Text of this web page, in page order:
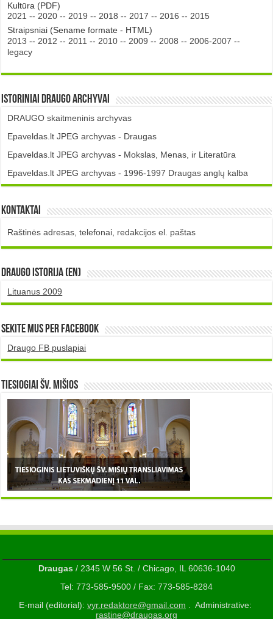
Kultūra (PDF)
2021 --2020 --2019 --2018 --2017 --2016 --2015
Straipsniai (Sename formate - HTML)
2013 --2012 --2011 --2010 --2009 --2008 --2006-2007 --
legacy
Istoriniai DRAUGO Archyvai
DRAUGO skaitmeninis archyvas
Epaveldas.lt JPEG archyvas - Draugas
Epaveldas.lt JPEG archyvas - Mokslas, Menas, ir Literatūra
Epaveldas.lt JPEG archyvas - 1996-1997 Draugas anglų kalba
Kontaktai
Raštinės adresas, telefonai, redakcijos el. paštas
DRAUGO istorija (EN)
Lituanus 2009
Sekite mus per Facebook
Draugo FB puslapiai
TIESIOGIAI šv. MIŠIOS
Draugas/ 2345 W 56 St. / Chicago, IL 60636-1040
Tel: 773-585-9500 / Fax: 773-585-8284
E-mail (editorial): vyr.redaktore@gmail.com . Administrative:
rastine@draugas.org